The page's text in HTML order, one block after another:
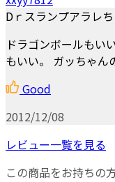
Dｒスランプアラレ
ドラゴンボールもい
もいい。 ガッちゃん
Good
2012/12/08
レビュー一覧を見る
この商品をお持ちの